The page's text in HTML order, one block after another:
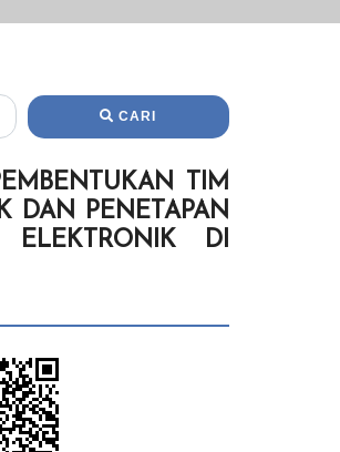
CARI
TIM
DAN PENETAPAN
ELEKTRONIK DI